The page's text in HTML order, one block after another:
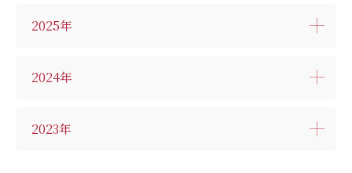
2025年
2024年
2023年